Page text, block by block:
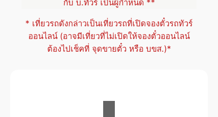
กับ บ.ทัวร์ เป็นผู้กำหนด **
* เที่ยวรถดังกล่าวเป็นเที่ยวรถที่เปิดจองตั๋วรถทัวร์
ออนไลน์ (อาจมีเที่ยวที่ไม่เปิดให้จองตั๋วออนไลน์
ต้องไปเช็คที่ จุดขายตั๋ว หรือ บขส.)*